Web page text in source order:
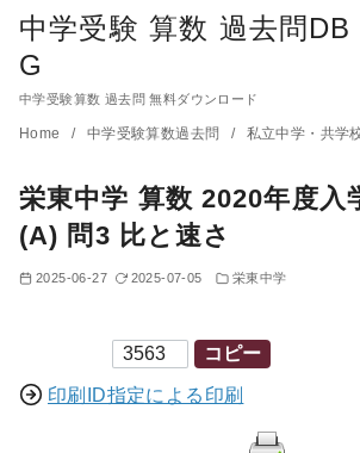
中学受験 算数 過去問
G
中学受験算数 過去問 無料ダウンロード
Home 中学受験算数過去問 私立中学・共学
栄東中学 算数 2020年度入
(A) 問3 比と速さ
2025-06-27 2025-07-05 栄東中学
コピー
印刷ID指定による印刷